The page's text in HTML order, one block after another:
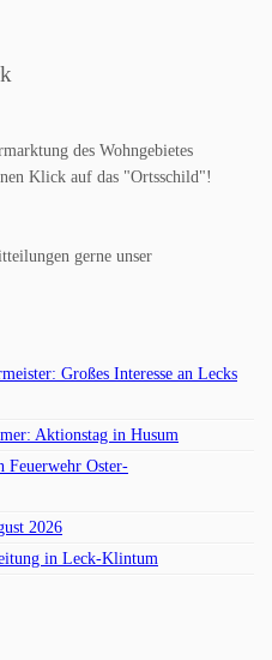
des Wohngebietes
Klick auf das "Ortsschild"!
gerne unser
Großes Interesse an Lecks
Aktionstag in Husum
Feuerwehr Oster-
2026
in Leck-Klintum